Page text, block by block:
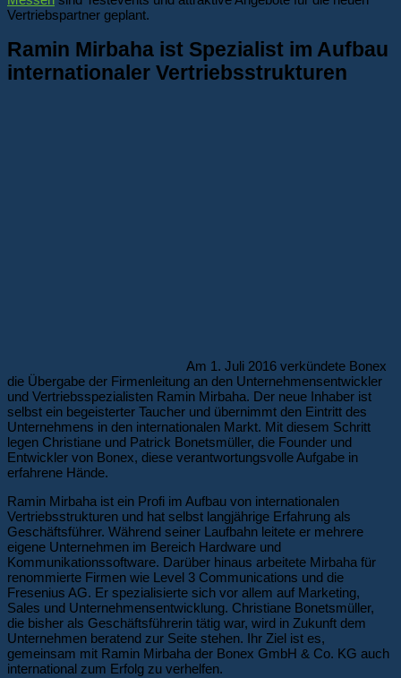
Vertriebspartner geplant.
Ramin Mirbaha ist Spezialist im Aufbau
internationaler Vertriebsstrukturen
Am 1. Juli 2016 verkündete Bonex
die Übergabe der Firmenleitung an den Unternehmensentwickler
und Vertriebsspezialisten Ramin Mirbaha. Der neue Inhaber ist
selbst ein begeisterter Taucher und übernimmt den Eintritt des
Unternehmens in den internationalen Markt. Mit diesem Schritt
legen Christiane und Patrick Bonetsmüller, die Founder und
Entwickler von Bonex, diese verantwortungsvolle Aufgabe in
erfahrene Hände.
Ramin Mirbaha ist ein Profi im Aufbau von internationalen
Vertriebsstrukturen und hat selbst langjährige Erfahrung als
Geschäftsführer. Während seiner Laufbahn leitete er mehrere
eigene Unternehmen im Bereich Hardware und
Kommunikationssoftware. Darüber hinaus arbeitete Mirbaha für
renommierte Firmen wie Level 3 Communications und die
Fresenius AG. Er spezialisierte sich vor allem auf Marketing,
Sales und Unternehmensentwicklung. Christiane Bonetsmüller,
die bisher als Geschäftsführerin tätig war, wird in Zukunft dem
Unternehmen beratend zur Seite stehen. Ihr Ziel ist es,
gemeinsam mit Ramin Mirbaha der Bonex GmbH & Co. KG auch
international zum Erfolg zu verhelfen.